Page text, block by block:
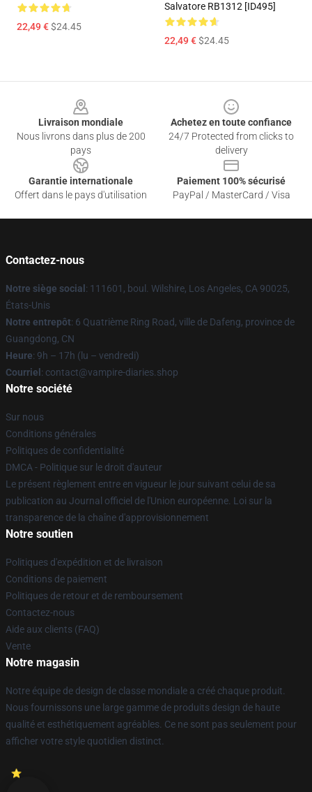
22,49 €$24.45
Salvatore RB1312 [ID495]
22,49 €$24.45
Livraison mondiale
Nous livrons dans plus de 200
pays
Achetez en toute confiance
24/7 Protected from clicks to
delivery
Garantie internationale
Offert dans le pays d'utilisation
Paiement 100% sécurisé
PayPal / MasterCard / Visa
Contactez-nous
Notre siège social : 111601, boul. Wilshire, Los Angeles, CA 90025,
États-Unis
Notre entrepôt: 6 Quatrième Ring Road, ville de Dafeng, province de
Guangdong, CN
Heure: 9h – 17h (lu – vendredi)
Courriel : contact@vampire-diaries.shop
Notre société
Sur nous
Conditions générales
Politiques de confidentialité
DMCA - Politique sur le droit d'auteur
Le présent règlement entre en vigueur le jour suivant celui de sa
publication au Journal officiel de l'Union européenne. Loi sur la
transparence de la chaîne d'approvisionnement
Notre soutien
Politiques d'expédition et de livraison
Conditions de paiement
Politiques de retour et de remboursement
Contactez-nous
Aide aux clients (FAQ)
Vente
Notre magasin
Notre équipe de design de classe mondiale a créé chaque produit.
Nous fournissons une large gamme de produits design de haute
qualité et esthétiquement agréables. Ce ne sont pas seulement pour
afficher votre style quotidien distinct.